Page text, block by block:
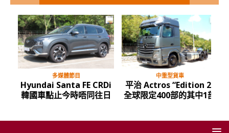
多媒體節目
Hyundai Santa FE CRDi
韓國車點止今時唔同往日
中重型貨車
平治 Actros “Edition 2”
全球限定400部的其中1部